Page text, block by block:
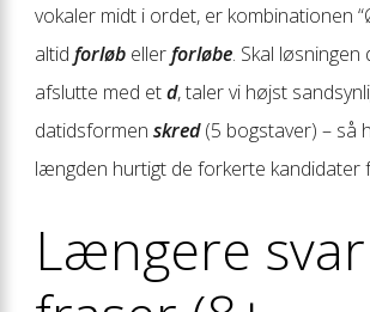
vokaler midt i ordet, er kombinationen
altid forløb ellerforløbe. Skal løsningen
afslutte med etd, taler vi højst
datidsformen skred(5 bogstaver) – så
længden hurtigt de forkerte kandidater
Længere